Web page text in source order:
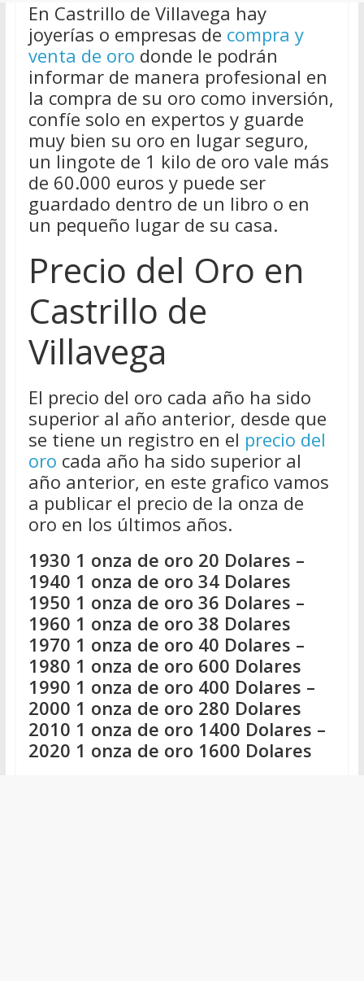
En Castrillo de Villavega hay
joyerías o empresas de compra y
venta de oro donde le podrán
informar de manera profesional en
la compra de su oro como inversión,
confíe solo en expertos y guarde
muy bien su oro en lugar seguro,
un lingote de 1 kilo de oro vale más
de 60.000 euros y puede ser
guardado dentro de un libro o en
un pequeño lugar de su casa.
Precio del Oro en
Castrillo de
Villavega
El precio del oro cada año ha sido
superior al año anterior, desde que
se tiene un registro en el precio del
oro cada año ha sido superior al
año anterior, en este grafico vamos
a publicar el precio de la onza de
oro en los últimos años.
1930 1 onza de oro 20 Dolares –
1940 1 onza de oro 34 Dolares
1950 1 onza de oro 36 Dolares –
1960 1 onza de oro 38 Dolares
1970 1 onza de oro 40 Dolares –
1980 1 onza de oro 600 Dolares
1990 1 onza de oro 400 Dolares –
2000 1 onza de oro 280 Dolares
2010 1 onza de oro 1400 Dolares –
2020 1 onza de oro 1600 Dolares